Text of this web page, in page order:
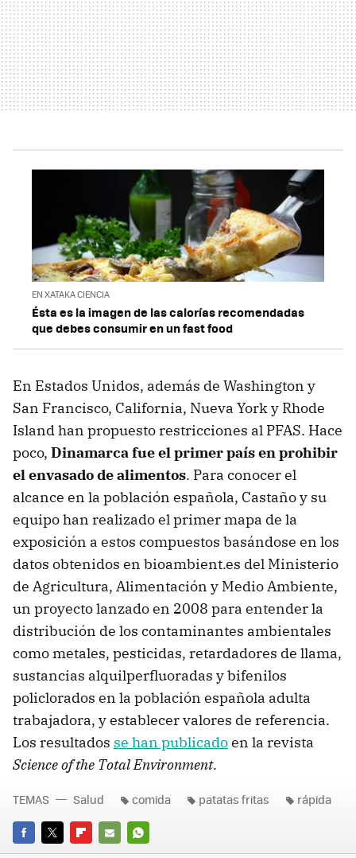
EN XATAKA CIENCIA
Ésta es la imagen de las calorías recomendadas
que debes consumir en un fast food
En Estados Unidos, además de Washington y
San Francisco, California, Nueva York y Rhode
Island han propuesto restricciones al PFAS. Hace
poco, Dinamarca fue el primer país en prohibir
el envasado de alimentos. Para conocer el
alcance en la población española, Castaño y su
equipo han realizado el primer mapa de la
exposición a estos compuestos basándose en los
datos obtenidos en bioambient.es del Ministerio
de Agricultura, Alimentación y Medio Ambiente,
un proyecto lanzado en 2008 para entender la
distribución de los contaminantes ambientales
como metales, pesticidas, retardadores de llama,
sustancias alquilperfluoradas y bifenilos
policlorados en la población española adulta
trabajadora, y establecer valores de referencia.
Los resultados se han publicadoen la revista
Science of the Total Environment.
FACEBOOK
TWITTERFLIPBOARD
E-
WHATSAPP
TEMAS Salud comida patatas fritas rápida